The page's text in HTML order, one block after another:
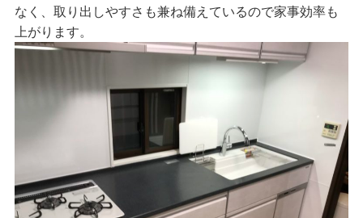
なく、取り出しやすさも兼ね備えているので家事効率も
上がります。